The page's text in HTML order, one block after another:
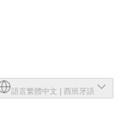
語言繁體中文 西班牙語